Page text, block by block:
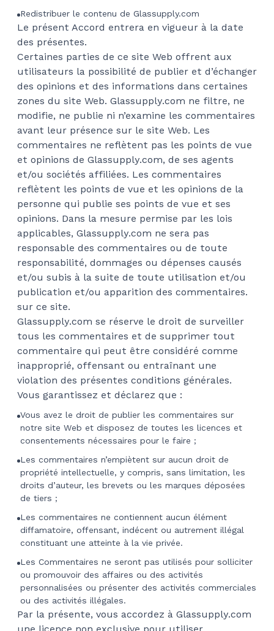
Redistribuer le contenu de Glassupply.com
Le présent Accord entrera en vigueur à la date
des présentes.
Certaines parties de ce site Web offrent aux
utilisateurs la possibilité de publier et d’échanger
des opinions et des informations dans certaines
zones du site Web. Glassupply.com ne filtre, ne
modifie, ne publie ni n’examine les commentaires
avant leur présence sur le site Web. Les
commentaires ne reflètent pas les points de vue
et opinions de Glassupply.com, de ses agents
et/ou sociétés affiliées. Les commentaires
reflètent les points de vue et les opinions de la
personne qui publie ses points de vue et ses
opinions. Dans la mesure permise par les lois
applicables, Glassupply.com ne sera pas
responsable des commentaires ou de toute
responsabilité, dommages ou dépenses causés
et/ou subis à la suite de toute utilisation et/ou
publication et/ou apparition des commentaires.
sur ce site.
Glassupply.com se réserve le droit de surveiller
tous les commentaires et de supprimer tout
commentaire qui peut être considéré comme
inapproprié, offensant ou entraînant une
violation des présentes conditions générales.
Vous garantissez et déclarez que :
Vous avez le droit de publier les commentaires sur
notre site Web et disposez de toutes les licences et
consentements nécessaires pour le faire ;
Les commentaires n’empiètent sur aucun droit de
propriété intellectuelle, y compris, sans limitation, les
droits d’auteur, les brevets ou les marques déposées
de tiers ;
Les commentaires ne contiennent aucun élément
diffamatoire, offensant, indécent ou autrement illégal
constituant une atteinte à la vie privée.
Les Commentaires ne seront pas utilisés pour solliciter
ou promouvoir des affaires ou des activités
personnalisées ou présenter des activités commerciales
ou des activités illégales.
Par la présente, vous accordez à Glassupply.com